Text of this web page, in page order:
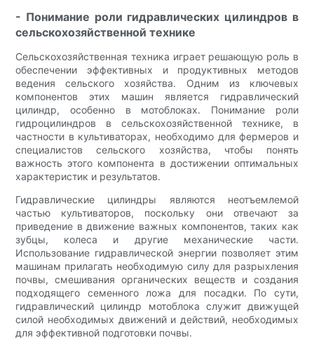
- Понимание роли гидравлических цилиндров в
сельскохозяйственной технике
Сельскохозяйственная техника играет решающую роль в
обеспечении эффективных и продуктивных методов
ведения сельского хозяйства. Одним из ключевых
компонентов этих машин является гидравлический
цилиндр, особенно в мотоблоках. Понимание роли
гидроцилиндров в сельскохозяйственной технике, в
частности в культиваторах, необходимо для фермеров и
специалистов сельского хозяйства, чтобы понять
важность этого компонента в достижении оптимальных
характеристик и результатов.
Гидравлические цилиндры являются неотъемлемой
частью культиваторов, поскольку они отвечают за
приведение в движение важных компонентов, таких как
зубцы, колеса и другие механические части.
Использование гидравлической энергии позволяет этим
машинам прилагать необходимую силу для разрыхления
почвы, смешивания органических веществ и создания
подходящего семенного ложа для посадки. По сути,
гидравлический цилиндр мотоблока служит движущей
силой необходимых движений и действий, необходимых
для эффективной подготовки почвы.